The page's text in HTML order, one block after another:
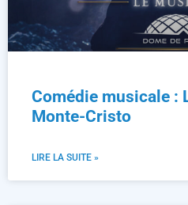
Comédie musicale :
Monte-Cristo
LIRE LA SUITE »